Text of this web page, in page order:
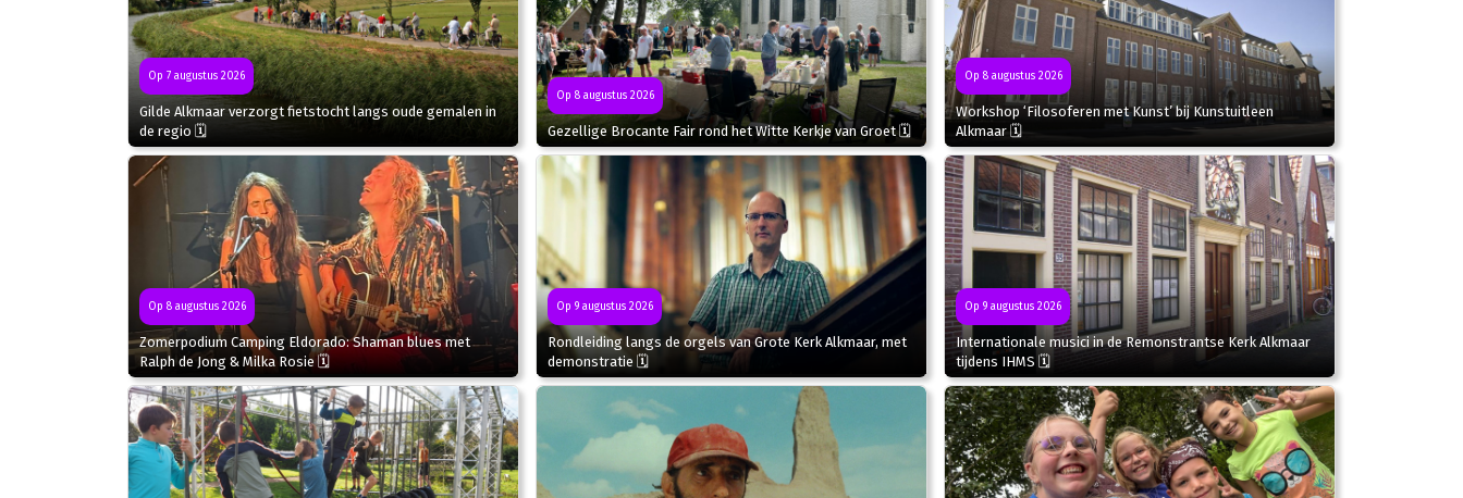
Op 7 augustus 2026
Gilde Alkmaar verzorgt fietstocht langs oude gemalen in
de regio 🗓
Op 8 augustus 2026
Gezellige Brocante Fair rond het Witte Kerkje van Groet 🗓
Op 8 augustus 2026
Workshop ‘Filosoferen met Kunst’ bij Kunstuitleen
Alkmaar 🗓
Op 8 augustus 2026
Zomerpodium Camping Eldorado: Shaman blues met
Ralph de Jong & Milka Rosie 🗓
Op 9 augustus 2026
Rondleiding langs de orgels van Grote Kerk Alkmaar, met
demonstratie 🗓
Op 9 augustus 2026
Internationale musici in de Remonstrantse Kerk Alkmaar
tijdens IHMS 🗓